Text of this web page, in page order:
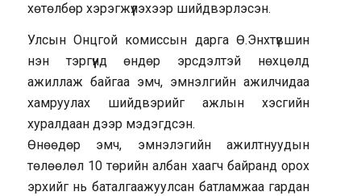
хөтөлбөр хэрэгжүүлэхээр шийдвэрлэсэн.
Улсын Онцгой комиссын дарга Ө.Энхтүвшин
нэн тэргүүнд өндөр эрсдэлтэй нөхцөлд
ажиллаж байгаа эмч, эмнэлгийн ажилчидаа
хамруулах шийдвэрийг ажлын хэсгийн
хуралдаан дээр мэдэгдсэн.
Өнөөдөр эмч, эмнэлэгийн ажилтнуудын
төлөөлөл 10 төрийн албан хаагч байранд орох
эрхийг нь баталгаажуулсан батламжаа гардан